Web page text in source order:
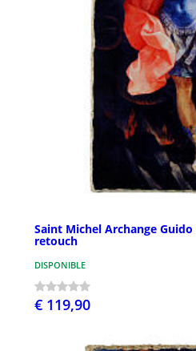
Saint Michel Archange
retouch
DISPONIBLE
€ 119,90